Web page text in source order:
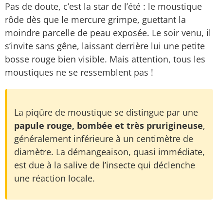
Pas de doute, c’est la star de l’été : le moustique
rôde dès que le mercure grimpe, guettant la
moindre parcelle de peau exposée. Le soir venu, il
s’invite sans gêne, laissant derrière lui une petite
bosse rouge bien visible. Mais attention, tous les
moustiques ne se ressemblent pas !
La piqûre de moustique se distingue par une
papule rouge, bombée et très prurigineuse,
généralement inférieure à un centimètre de
diamètre. La démangeaison, quasi immédiate,
est due à la salive de l’insecte qui déclenche
une réaction locale.